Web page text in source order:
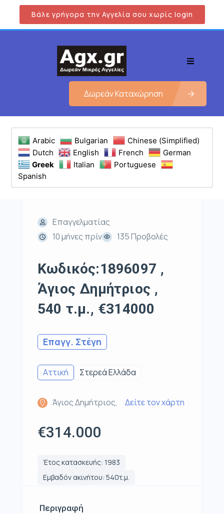
Βάλε γρήγορα την Αγγελία σου χωρίς login
Δωρεάν Καταχώρηση
Arabic Bulgarian
Chinese (Simplified)
Dutch
English French
German
Greek
Italian
Portuguese
Spanish
Επαγγελματίας
10 μήνες πρίν
135 Προβολές
Κωδικός:1896097 ,
Άγιος Δημήτριος ,
540 τ.μ., €314000
Επαγγ. Στέγη
Αττική Στερεά Ελλάδα
Άγιος Δημήτριος, Δείτε τον χάρτη
€314.000
Έτος κατασκευής: 1983
Εμβαδόν ακινήτου: 540τ.μ.
Περιγραφή